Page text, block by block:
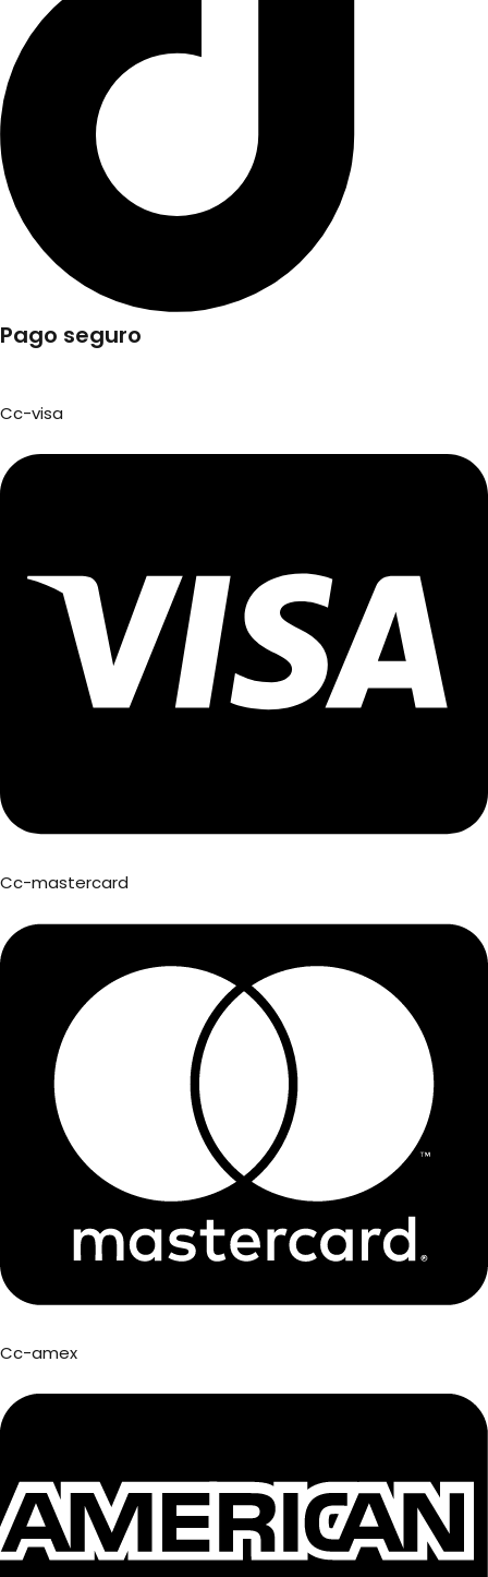
Pago seguro
Cc-visa
Cc-mastercard
Cc-amex